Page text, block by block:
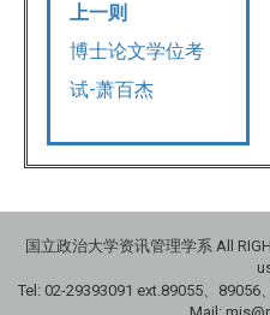
上一则
博士论文学位考
试-萧百杰
国立政治大学资讯管理学系 All
Tel: 02-29393091 ext.89055、89056